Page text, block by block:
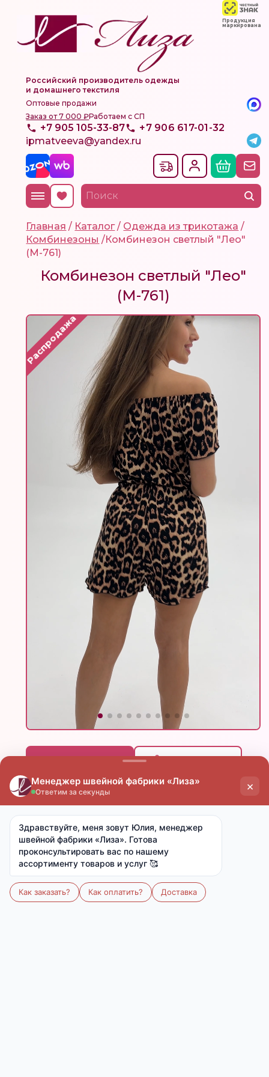
Российский производитель одежды
и домашнего текстиля
Оптовые продажи
Заказ от 7 000 ₽Работаем с СП
Продукция
маркирована
+7 905 105-33-87
+7 906 617-01-32
ipmatveeva@yandex.ru
Главная / Каталог/ Одежда из трикотажа /
Комбинезоны /Комбинезон светлый "Лео"
(М-761)
Комбинезон светлый "Лео"
(М-761)
Распродажа
цена
опт
от 15 000 ₽
1 060 ₽
от 7 000 ₽
1 300 ₽
Ткань:Вискоза (вискоза 95%, лайкра 5%)
Артикул:М-761
Размер:40-48